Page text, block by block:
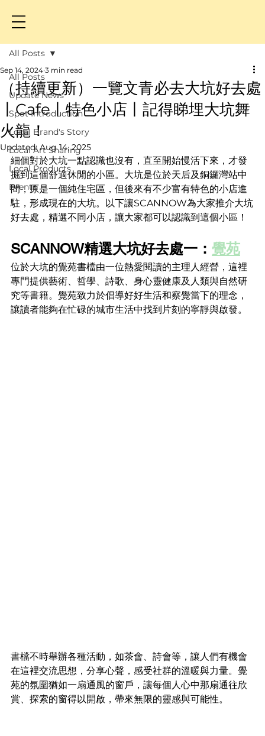
All Posts
Update News
Spot Introduction
Local Brand's Story
Local Art Sharing
Local Products
Events
All Posts
（持續更新）一覽文青必去大坑好去處
丨Cafe丨特色小店丨記得睇埋大坑舞
火龍！
Sep 14, 2024 3 min read
Updated:Aug 14, 2025
細個對於大坑一點認識也沒有，直至開始慢活下來，才發
掘到這個舒適休閒的小區。大坑是位於天后及銅鑼灣站中
間，原是一個純住宅區，但後來有不少富有特色的小店進
駐，形成現在的大坑。以下讓SCANNOW為大家推介大坑
好去處， 精選不同小店，讓大家都可以認識到這個小區！
SCANNOW精選大坑好去處一： 覺苑
位於大坑的覺苑書檔由一位熱愛閱讀的主理人經營，這裡
專門提供藝術、哲學、詩歌、身心靈健康及人類與自然研
究等書籍。覺苑致力於倡導好好生活和察覺當下的理念，
讓讀者能夠在忙碌的城市生活中找到片刻的寧靜與啟發。
書檔不時舉辦各種活動，如茶會、詩會等，讓人們有機會
在這裡交流思想，分享心聲，感受社群的溫暖與力量。覺
苑的氛圍猶如一扇通風的窗戶，讓每個人心中那扇通往欣
賞、探索的窗得以開啟，帶來無限的靈感與可能性。